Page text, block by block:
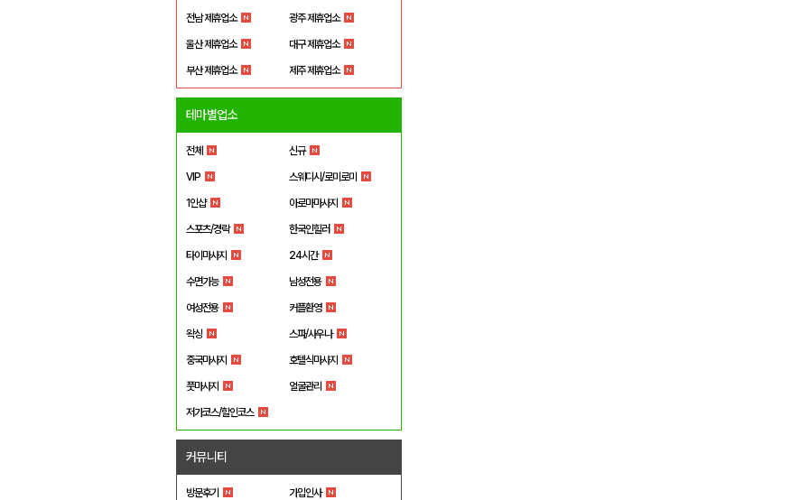
전남 제휴업소 광주 제휴업소
울산 제휴업소 대구 제휴업소
부산 제휴업소 제주 제휴업소
테마별업소
전체 신규
VIP 스웨디시/로미로미
1인샵 아로마마사지
스포츠/경락 한국인힐러
타이마사지 24시간
수면가능 남성전용
여성전용 커플환영
왁싱 스파/사우나
중국마사지 호텔식마사지
풋마사지 얼굴관리
저가코스/할인코스
커뮤니티
방문후기 가입인사